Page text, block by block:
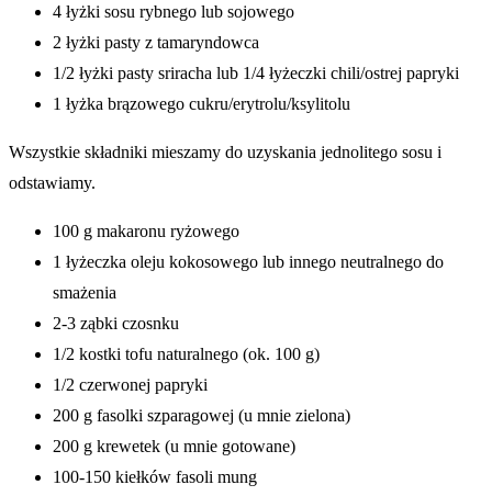
4 łyżki sosu rybnego lub sojowego
2 łyżki pasty z tamaryndowca
1/2 łyżki pasty sriracha lub 1/4 łyżeczki chili/ostrej papryki
1 łyżka brązowego cukru/erytrolu/ksylitolu
Wszystkie składniki mieszamy do uzyskania jednolitego sosu i
odstawiamy.
100 g makaronu ryżowego
1 łyżeczka oleju kokosowego lub innego neutralnego do
smażenia
2-3 ząbki czosnku
1/2 kostki tofu naturalnego (ok. 100 g)
1/2 czerwonej papryki
200 g fasolki szparagowej (u mnie zielona)
200 g krewetek (u mnie gotowane)
100-150 kiełków fasoli mung